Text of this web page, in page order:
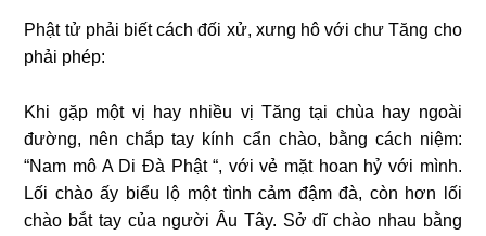
Phật tử phải biết cách đối xử, xưng hô với chư Tăng cho
phải phép:
Khi gặp một vị hay nhiều vị Tăng tại chùa hay ngoài
đường, nên chắp tay kính cẩn chào, bằng cách niệm:
“Nam mô A Di Ðà Phật “, với vẻ mặt hoan hỷ với mình.
Lối chào ấy biểu lộ một tình cảm đậm đà, còn hơn lối
chào bắt tay của người Âu Tây. Sở dĩ chào nhau bằng